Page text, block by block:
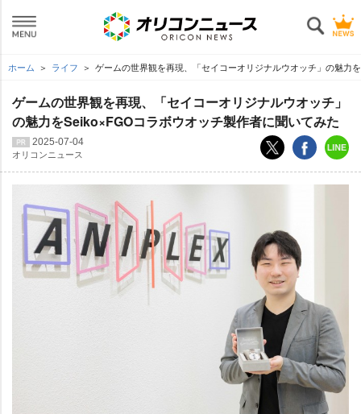
ホーム ライフ ゲームの世界観を再現、「セイコーオリジナルウオッチ」の魅力
ゲームの世界観を再現、「セイコーオリジナルウオッチ」
の魅力をSeiko×FGOコラボウオッチ製作者に聞いてみた
2025-07-04
オリコンニュース